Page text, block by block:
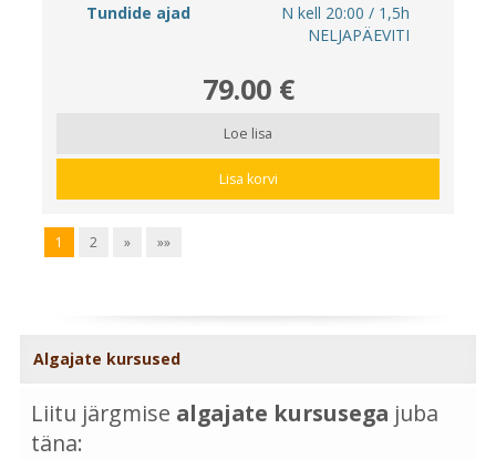
Tundide ajad
N kell 20:00 / 1,5h
NELJAPÄEVITI
79.00 €
Loe lisa
Lisa korvi
1 2 » »»
Algajate kursused
Liitu järgmise algajate kursusega juba
täna: